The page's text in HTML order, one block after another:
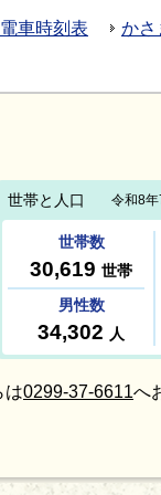
車時刻表 かさ
は0299-37-6611へ